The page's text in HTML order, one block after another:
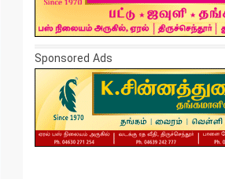
Sponsored Ads